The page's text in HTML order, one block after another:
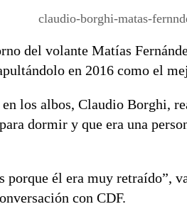
claudio-borghi-matas-
del volante Matías
en 2016 como el
los albos, Claudio Borghi,
dormir y que era una
él era muy retraído”,
con CDF.